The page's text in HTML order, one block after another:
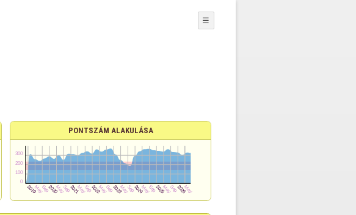
☰
PONTSZÁM ALAKULÁSA